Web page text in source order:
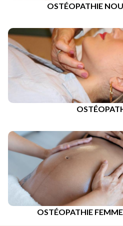
OSTÉOPATHIE
OSTÉOPATHIE